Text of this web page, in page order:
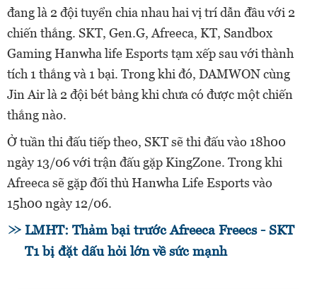
đang là 2 đội tuyển chia nhau hai vị trí dẫn đầu với 2
chiến thắng. SKT, Gen.G, Afreeca, KT, Sandbox
Gaming Hanwha life Esports tạm xếp sau với thành
tích 1 thắng và 1 bại. Trong khi đó, DAMWON cùng
Jin Air là 2 đội bét bảng khi chưa có được một chiến
thắng nào.
Ở tuần thi đấu tiếp theo, SKT sẽ thi đấu vào 18h00
ngày 13/06 với trận đấu gặp KingZone. Trong khi
Afreeca sẽ gặp đối thủ Hanwha Life Esports vào
15h00 ngày 12/06.
LMHT: Thảm bại trước Afreeca Freecs - SKT
T1 bị đặt dấu hỏi lớn về sức mạnh